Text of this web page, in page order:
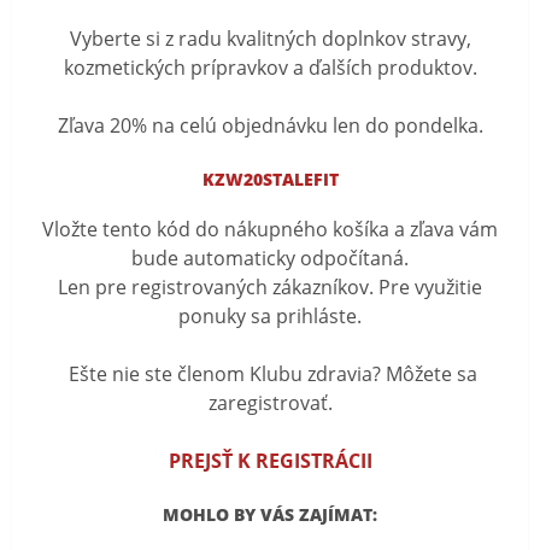
Vyberte si z radu kvalitných doplnkov stravy,
kozmetických prípravkov a ďalších produktov.
Zľava 20% na celú objednávku len do pondelka.
KZW20STALEFIT
Vložte tento kód do nákupného košíka a zľava vám
bude automaticky odpočítaná.
Len pre registrovaných zákazníkov. Pre využitie
ponuky sa prihláste.
Ešte nie ste členom Klubu zdravia? Môžete sa
zaregistrovať.
PREJSŤ K REGISTRÁCII
MOHLO BY VÁS ZAJÍMAT: